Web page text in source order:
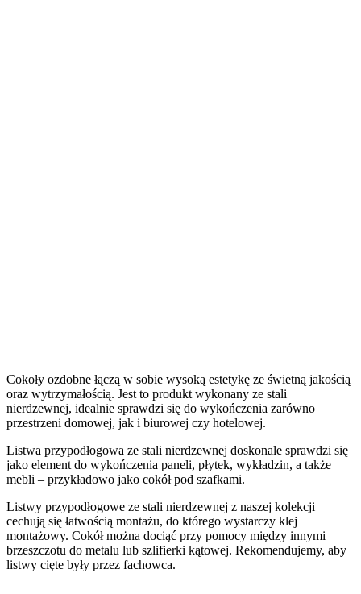
Cokoły ozdobne łączą w sobie wysoką estetykę ze świetną jakością
oraz wytrzymałością. Jest to produkt wykonany ze stali
nierdzewnej, idealnie sprawdzi się do wykończenia zarówno
przestrzeni domowej, jak i biurowej czy hotelowej.
Listwa przypodłogowa ze stali nierdzewnej doskonale sprawdzi się
jako element do wykończenia paneli, płytek, wykładzin, a także
mebli – przykładowo jako cokół pod szafkami.
Listwy przypodłogowe ze stali nierdzewnej z naszej kolekcji
cechują się łatwością montażu, do którego wystarczy klej
montażowy. Cokół można dociąć przy pomocy między innymi
brzeszczotu do metalu lub szlifierki kątowej. Rekomendujemy, aby
listwy cięte były przez fachowca.